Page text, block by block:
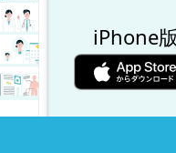
iPhone